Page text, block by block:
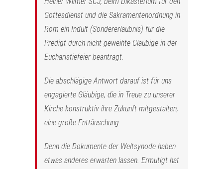
Gottesdienst und die Sakramentenordnung in
Rom ein Indult (Sondererlaubnis) für die
Predigt durch nicht geweihte Gläubige in der
Eucharistiefeier beantragt.
Die abschlägige Antwort darauf ist für uns
engagierte Gläubige, die in Treue zu unserer
Kirche konstruktiv ihre Zukunft mitgestalten,
eine große Enttäuschung.
Denn die Dokumente der Weltsynode haben
etwas anderes erwarten lassen. Ermutigt hat